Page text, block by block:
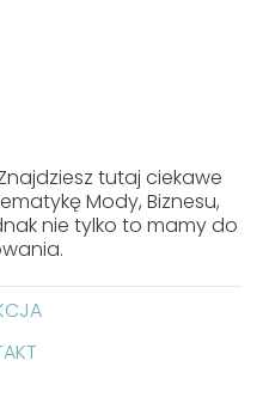
tutaj ciekawe
Mody, Biznesu,
nie tylko to mamy do